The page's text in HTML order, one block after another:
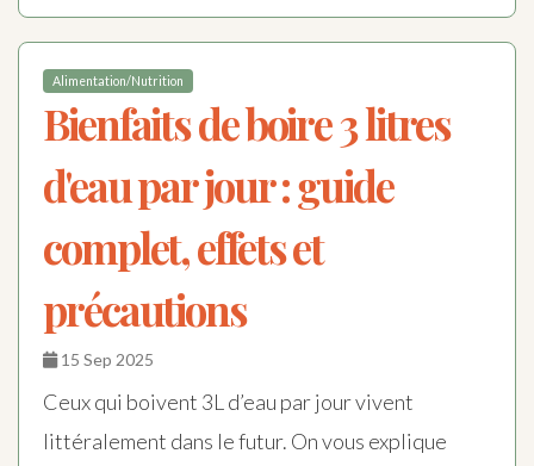
Alimentation/Nutrition
Bienfaits de boire 3 litres
d'eau par jour : guide
complet, effets et
précautions
15 Sep 2025
Ceux qui boivent 3L d’eau par jour vivent
littéralement dans le futur. On vous explique